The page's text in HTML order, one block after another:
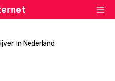
in Nederland